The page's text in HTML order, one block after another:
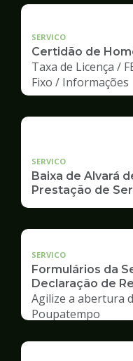
SERVICO
Certidão de
Taxa de Licença /
Fixo / Informações
SERVICO
Baixa de Alvará
Prestação de
SERVICO
Formulários da
Declaração de
Agilize a abertura
Poupatempo